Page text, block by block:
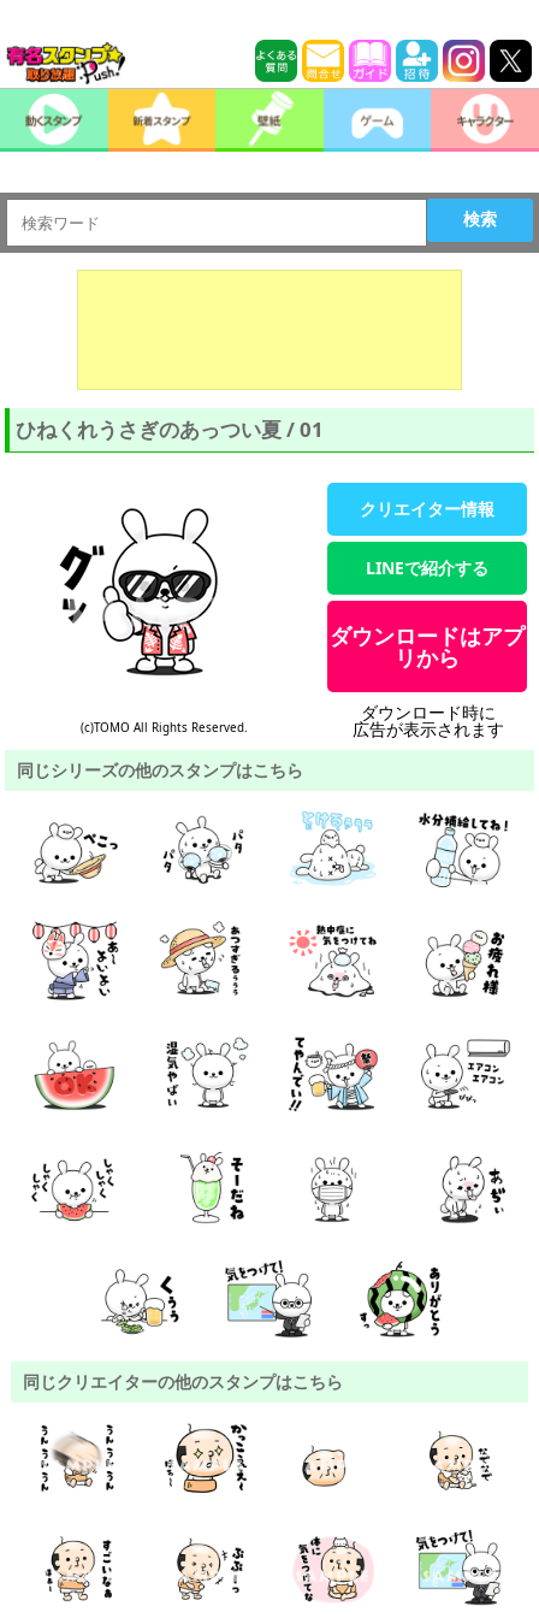
検索
ひねくれうさぎのあっつい夏 / 01
(c)TOMO All Rights Reserved.
クリエイター情報
LINEで紹介する
ダウンロードはアプ
リから
ダウンロード時に
広告が表示されます
同じシリーズの他のスタンプはこちら
同じクリエイターの他のスタンプはこちら